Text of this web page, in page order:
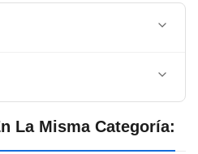
La Misma Categoría: